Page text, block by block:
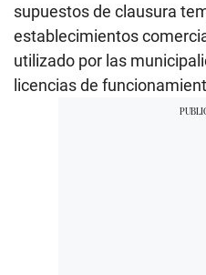
supuestos de clausura
establecimientos
utilizado por las
licencias de